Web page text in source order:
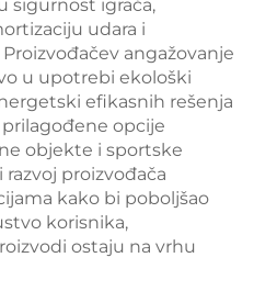
sigurnost igrača,
udara i
angažovanje
u upotrebi ekološki
efikasnih rešenja
opcije
objekte i sportske
razvoj proizvođača
kako bi poboljšao
korisnika,
ostaju na vrhu